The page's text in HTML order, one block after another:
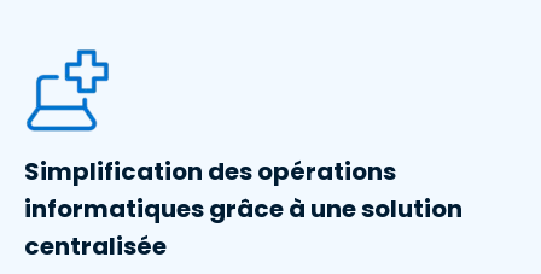
Simplification des opérations
informatiques grâce à une solution
centralisée